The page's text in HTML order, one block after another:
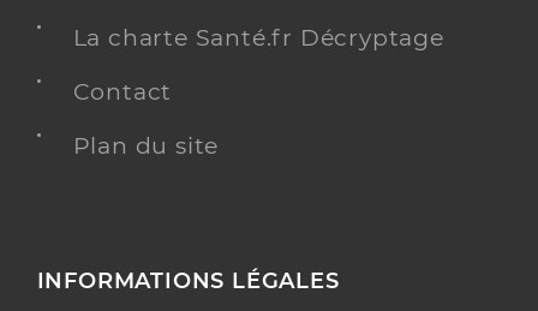
La charte Santé.fr Décryptage
Contact
Plan du site
INFORMATIONS LÉGALES